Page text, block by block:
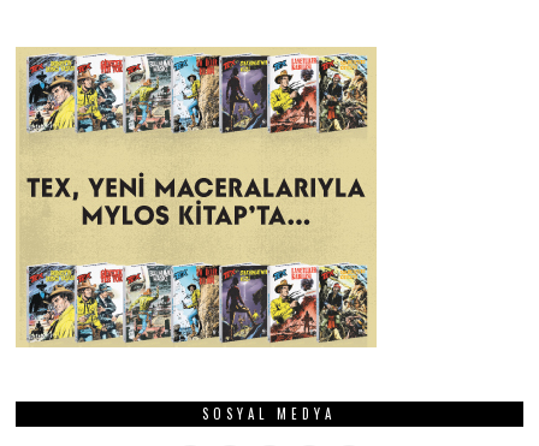
SOSYAL MEDYA